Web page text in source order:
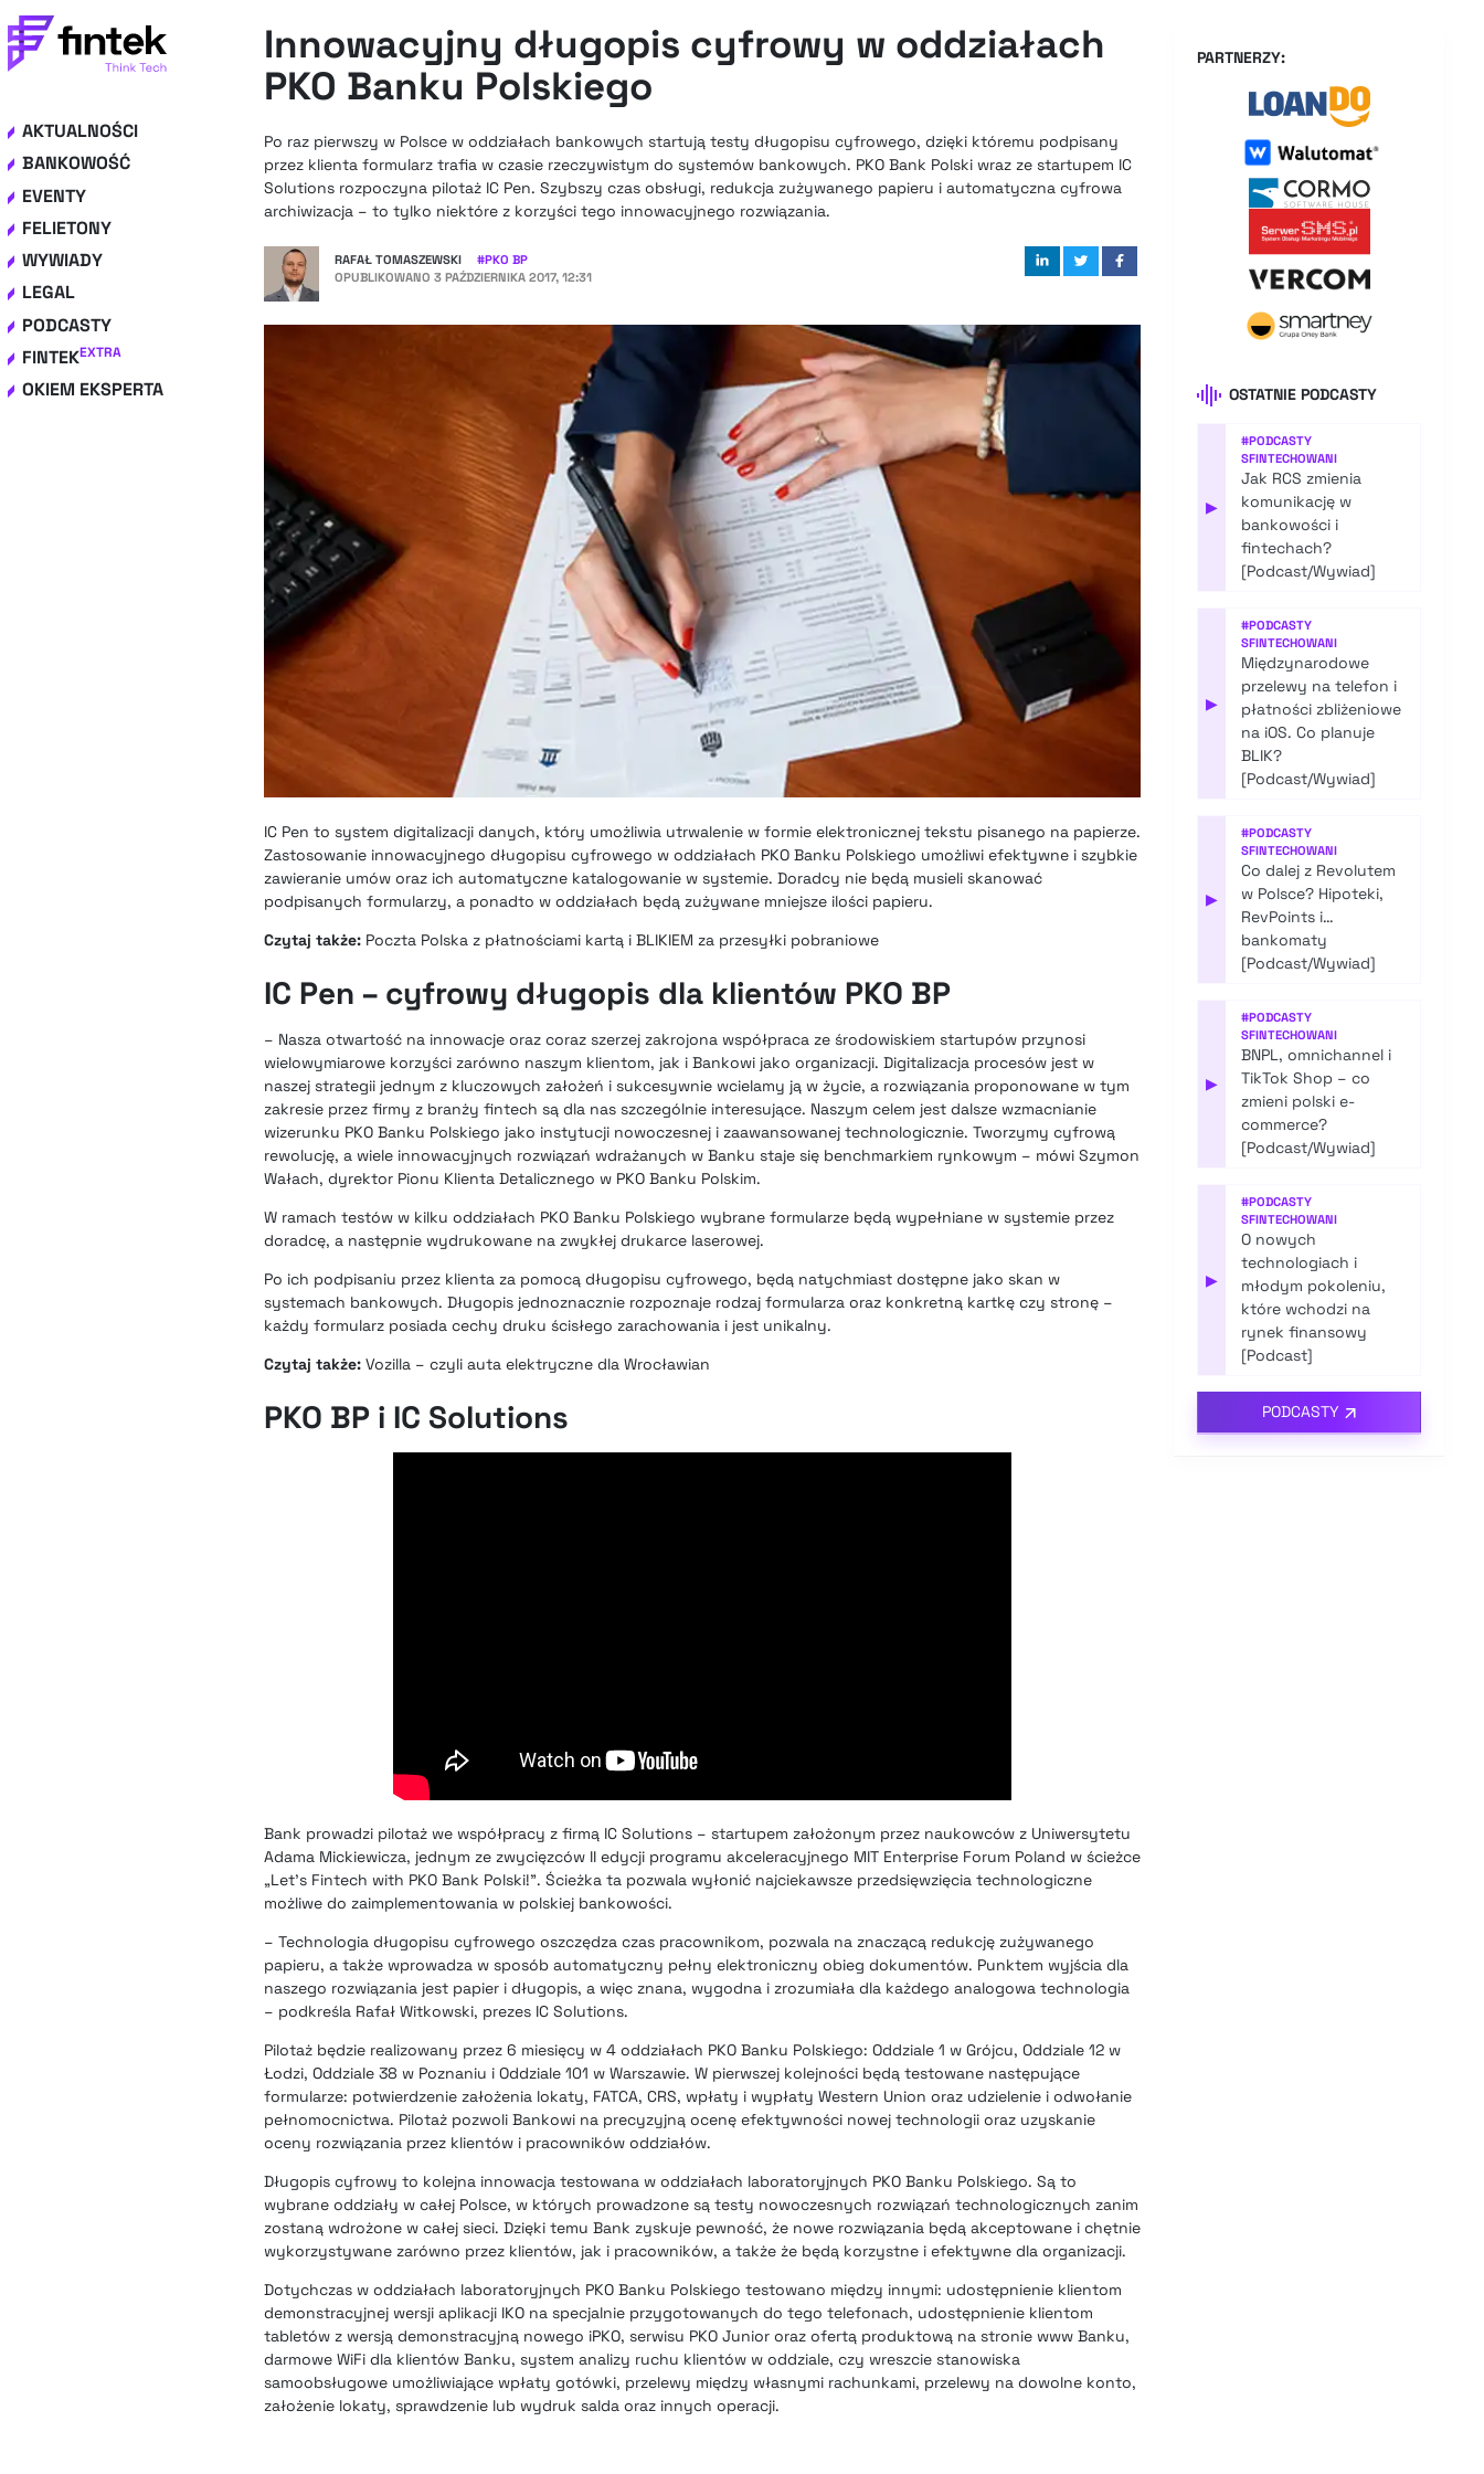
AKTUALNOŚCI
BANKOWOŚĆ
EVENTY
FELIETONY
WYWIADY
LEGAL
PODCASTY
FINTEKEXTRA
OKIEM EKSPERTA
Innowacyjny długopis cyfrowy w oddziałach
PKO Banku Polskiego
Po raz pierwszy w Polsce w oddziałach bankowych startują testy długopisu cyfrowego, dzięki któremu podpisany
przez klienta formularz trafia w czasie rzeczywistym do systemów bankowych. PKO Bank Polski wraz ze startupem IC
Solutions rozpoczyna pilotaż IC Pen. Szybszy czas obsługi, redukcja zużywanego papieru i automatyczna cyfrowa
archiwizacja – to tylko niektóre z korzyści tego innowacyjnego rozwiązania.
RAFAŁ TOMASZEWSKI #PKO BP
OPUBLIKOWANO 3 PAŹDZIERNIKA 2017, 12:31
IC Pen to system digitalizacji danych, który umożliwia utrwalenie w formie elektronicznej tekstu pisanego na papierze.
Zastosowanie innowacyjnego długopisu cyfrowego w oddziałach PKO Banku Polskiego umożliwi efektywne i szybkie
zawieranie umów oraz ich automatyczne katalogowanie w systemie. Doradcy nie będą musieli skanować
podpisanych formularzy, a ponadto w oddziałach będą zużywane mniejsze ilości papieru.
Czytaj także: Poczta Polska z płatnościami kartą i BLIKIEM za przesyłki pobraniowe
IC Pen – cyfrowy długopis dla klientów PKO BP
– Nasza otwartość na innowacje oraz coraz szerzej zakrojona współpraca ze środowiskiem startupów przynosi
wielowymiarowe korzyści zarówno naszym klientom, jak i Bankowi jako organizacji. Digitalizacja procesów jest w
naszej strategii jednym z kluczowych założeń i sukcesywnie wcielamy ją w życie, a rozwiązania proponowane w tym
zakresie przez firmy z branży fintech są dla nas szczególnie interesujące. Naszym celem jest dalsze wzmacnianie
wizerunku PKO Banku Polskiego jako instytucji nowoczesnej i zaawansowanej technologicznie. Tworzymy cyfrową
rewolucję, a wiele innowacyjnych rozwiązań wdrażanych w Banku staje się benchmarkiem rynkowym – mówi Szymon
Wałach, dyrektor Pionu Klienta Detalicznego w PKO Banku Polskim.
W ramach testów w kilku oddziałach PKO Banku Polskiego wybrane formularze będą wypełniane w systemie przez
doradcę, a następnie wydrukowane na zwykłej drukarce laserowej.
Po ich podpisaniu przez klienta za pomocą długopisu cyfrowego, będą natychmiast dostępne jako skan w
systemach bankowych. Długopis jednoznacznie rozpoznaje rodzaj formularza oraz konkretną kartkę czy stronę –
każdy formularz posiada cechy druku ścisłego zarachowania i jest unikalny.
Czytaj także: Vozilla – czyli auta elektryczne dla Wrocławian
PKO BP i IC Solutions
Bank prowadzi pilotaż we współpracy z firmą IC Solutions – startupem założonym przez naukowców z Uniwersytetu
Adama Mickiewicza, jednym ze zwycięzców II edycji programu akceleracyjnego MIT Enterprise Forum Poland w ścieżce
„Let’s Fintech with PKO Bank Polski!”. Ścieżka ta pozwala wyłonić najciekawsze przedsięwzięcia technologiczne
możliwe do zaimplementowania w polskiej bankowości.
– Technologia długopisu cyfrowego oszczędza czas pracownikom, pozwala na znaczącą redukcję zużywanego
papieru, a także wprowadza w sposób automatyczny pełny elektroniczny obieg dokumentów. Punktem wyjścia dla
naszego rozwiązania jest papier i długopis, a więc znana, wygodna i zrozumiała dla każdego analogowa technologia
– podkreśla Rafał Witkowski, prezes IC Solutions.
Pilotaż będzie realizowany przez 6 miesięcy w 4 oddziałach PKO Banku Polskiego: Oddziale 1 w Grójcu, Oddziale 12 w
Łodzi, Oddziale 38 w Poznaniu i Oddziale 101 w Warszawie. W pierwszej kolejności będą testowane następujące
formularze: potwierdzenie założenia lokaty, FATCA, CRS, wpłaty i wypłaty Western Union oraz udzielenie i odwołanie
pełnomocnictwa. Pilotaż pozwoli Bankowi na precyzyjną ocenę efektywności nowej technologii oraz uzyskanie
oceny rozwiązania przez klientów i pracowników oddziałów.
Długopis cyfrowy to kolejna innowacja testowana w oddziałach laboratoryjnych PKO Banku Polskiego. Są to
wybrane oddziały w całej Polsce, w których prowadzone są testy nowoczesnych rozwiązań technologicznych zanim
zostaną wdrożone w całej sieci. Dzięki temu Bank zyskuje pewność, że nowe rozwiązania będą akceptowane i chętnie
wykorzystywane zarówno przez klientów, jak i pracowników, a także że będą korzystne i efektywne dla organizacji.
Dotychczas w oddziałach laboratoryjnych PKO Banku Polskiego testowano między innymi: udostępnienie klientom
demonstracyjnej wersji aplikacji IKO na specjalnie przygotowanych do tego telefonach, udostępnienie klientom
tabletów z wersją demonstracyjną nowego iPKO, serwisu PKO Junior oraz ofertą produktową na stronie www Banku,
darmowe WiFi dla klientów Banku, system analizy ruchu klientów w oddziale, czy wreszcie stanowiska
samoobsługowe umożliwiające wpłaty gotówki, przelewy między własnymi rachunkami, przelewy na dowolne konto,
założenie lokaty, sprawdzenie lub wydruk salda oraz innych operacji.
PARTNERZY:
OSTATNIE PODCASTY
▶
#PODCASTY
SFINTECHOWANI
Jak RCS zmienia
komunikację w
bankowości i
fintechach?
[Podcast/Wywiad]
▶
#PODCASTY
SFINTECHOWANI
Międzynarodowe
przelewy na telefon i
płatności zbliżeniowe
na iOS. Co planuje
BLIK?
[Podcast/Wywiad]
▶
#PODCASTY
SFINTECHOWANI
Co dalej z Revolutem
w Polsce? Hipoteki,
RevPoints i…
bankomaty
[Podcast/Wywiad]
▶
#PODCASTY
SFINTECHOWANI
BNPL, omnichannel i
TikTok Shop – co
zmieni polski e-
commerce?
[Podcast/Wywiad]
▶
#PODCASTY
SFINTECHOWANI
O nowych
technologiach i
młodym pokoleniu,
które wchodzi na
rynek finansowy
[Podcast]
PODCASTY